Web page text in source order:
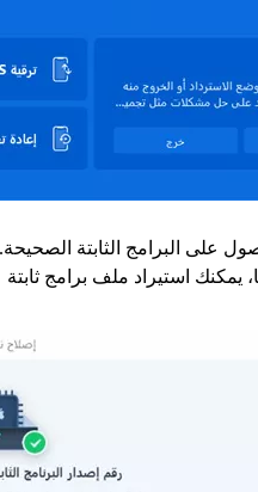
على البرامج الثابتة الصحيحة.
يمكنك استيراد ملف برامج ثابتة